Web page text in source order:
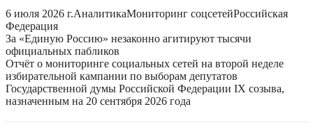
6 июля 2026 г.АналитикаМониторинг соцсетейРоссийская
Федерация
За «Единую Россию» незаконно агитируют тысячи
официальных пабликов
Отчёт о мониторинге социальных сетей на второй неделе
избирательной кампании по выборам депутатов
Государственной думы Российской Федерации IX созыва,
назначенным на 20 сентября 2026 года